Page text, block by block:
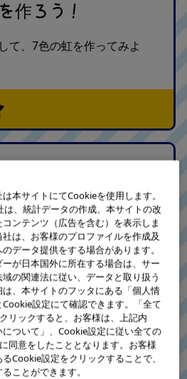
を作 ろう！
て、7色の虹を作ってみよ
本サイトにてCookieを使用します。
、統計データの作成、本サイトの改
ンテンツ（広告を含む）を表示しま
は、お客様のプロファイルを作成及
データ提供をする場合があります。
が日本国外に所在する場合は、サー
の関連法に従い、データと取り扱う
、本サイトのフッタにある「個人情
設定にて確認できます。「全て
リックすると、お客様は、上記内
ついて」、Cookie設定に従い全ての
同意をしたこととなります。お客様
Cookie設定をクリックすることで、
ことができます。